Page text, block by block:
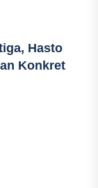
Hasto
Konkret